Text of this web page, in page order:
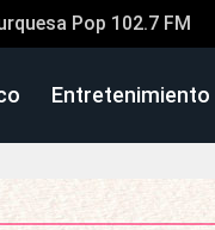
Pop 102.7 FM
Entretenimiento